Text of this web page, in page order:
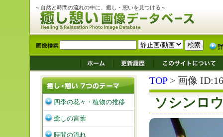
～自然と時間の流れの中に、癒し・憩いを見つける～
TOP> 画像
ソシンロ
四季の花々・植物の推移
癒しの言葉
時間の流れ